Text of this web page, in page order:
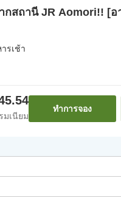
กสถานี JR Aomori!! [อ
รเช้า
มเนียม
ทำการจอง